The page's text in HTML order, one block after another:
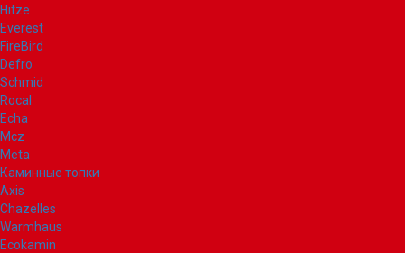
Hitze
Everest
FireBird
Defro
Schmid
Rocal
Echa
Mcz
Meta
Каминные топки
Axis
Chazelles
Warmhaus
Ecokamin